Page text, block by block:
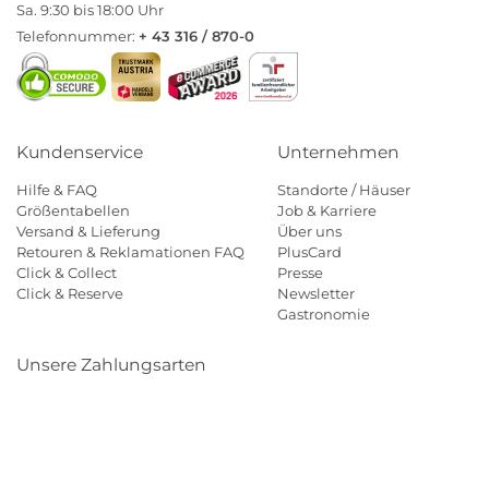
Sa. 9:30 bis 18:00 Uhr
Telefonnummer: + 43 316 / 870-0
Kundenservice
Hilfe & FAQ
Größentabellen
Versand & Lieferung
Retouren & Reklamationen FAQ
Click & Collect
Click & Reserve
Unternehmen
Standorte / Häuser
Job & Karriere
Über uns
PlusCard
Presse
Newsletter
Gastronomie
Unsere Zahlungsarten